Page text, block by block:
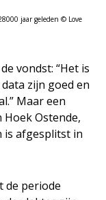
jaar geleden © Love
vondst: “Het is
zijn goed en
Maar een
Ostende,
is afgesplitst in
de periode